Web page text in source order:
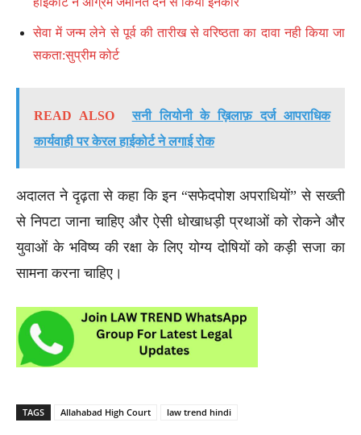
सेवा में जन्म लेने से पूर्व की तारीख से वरिष्ठता का दावा नही किया जा
सकता:सुप्रीम कोर्ट
READ ALSO
सनी लियोनी के ख़िलाफ़ दर्ज आपराधिक
कार्यवाही पर केरल हाईकोर्ट ने लगाई रोक
अदालत ने दृढ़ता से कहा कि इन “सफेदपोश अपराधियों” से सख्ती
से निपटा जाना चाहिए और ऐसी धोखाधड़ी प्रथाओं को रोकने और
युवाओं के भविष्य की रक्षा के लिए योग्य दोषियों को कड़ी सजा का
सामना करना चाहिए।
TAGS Allahabad High Court law trend hindi